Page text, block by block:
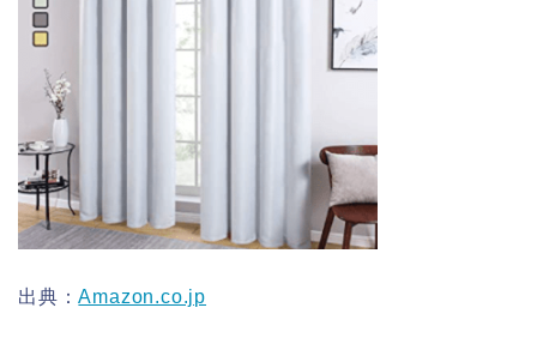
出典：Amazon.co.jp